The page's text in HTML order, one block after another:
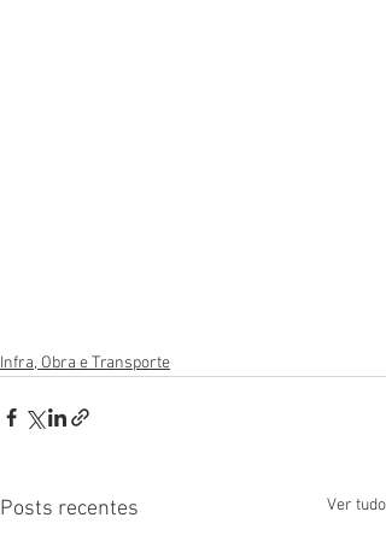
Infra, Obra e Transporte
Posts recentes Ver tudo